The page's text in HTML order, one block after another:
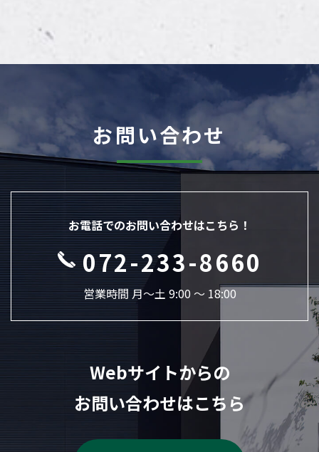
お問い合わせ
お電話でのお問い合わせはこちら！
072-233-8660
営業時間 月〜土 9:00 ～ 18:00
Webサイトからの
お問い合わせはこちら